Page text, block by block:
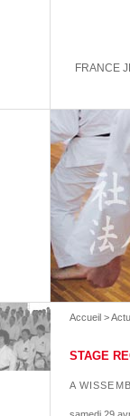
Accueil >
STAGE
A
FRANCE